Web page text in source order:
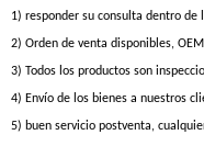
1) responder su consulta dentro de
2) Orden de venta disponibles,
3) Todos los productos son
4) Envío de los bienes a nuestros
5) buen servicio postventa,